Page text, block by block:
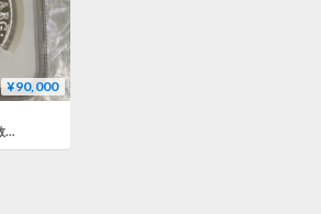
¥90,000
NGC鑑定PF70 発行数200枚のプルーフ版 オランダ造幣局 2022年 デュカトン ライダー 1オンス 銀 プルーフシルバーメダル ×銀貨・コインではない